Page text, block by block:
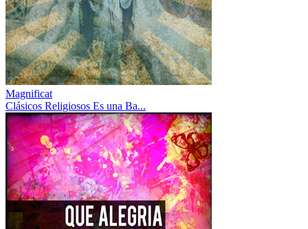
Magnificat
Clásicos Religiosos Es una Ba...